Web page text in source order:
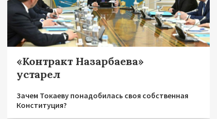
«Контракт Назарбаева»
устарел
Зачем Токаеву понадобилась своя собственная
Конституция?